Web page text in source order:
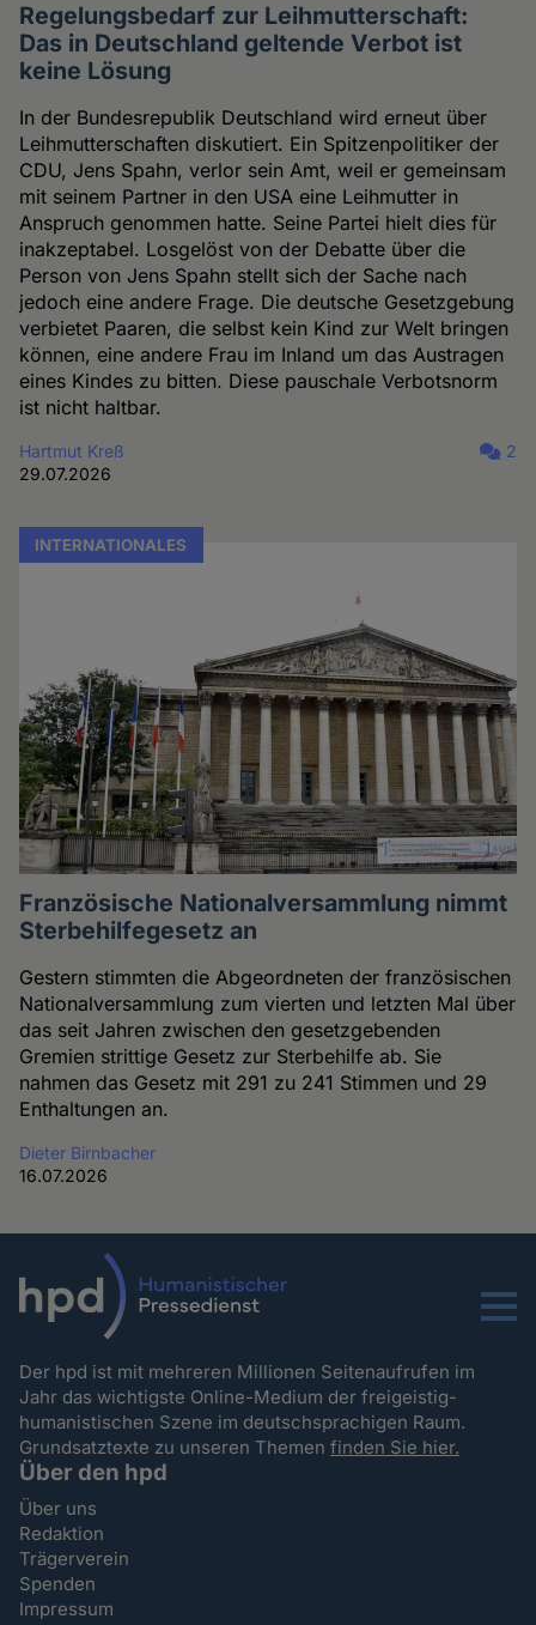
Regelungsbedarf zur Leihmutterschaft:
Das in Deutschland geltende Verbot ist
keine Lösung
In der Bundesrepublik Deutschland wird erneut über
Leihmutterschaften diskutiert. Ein Spitzenpolitiker der
CDU, Jens Spahn, verlor sein Amt, weil er gemeinsam
mit seinem Partner in den USA eine Leihmutter in
Anspruch genommen hatte. Seine Partei hielt dies für
inakzeptabel. Losgelöst von der Debatte über die
Person von Jens Spahn stellt sich der Sache nach
jedoch eine andere Frage. Die deutsche Gesetzgebung
verbietet Paaren, die selbst kein Kind zur Welt bringen
können, eine andere Frau im Inland um das Austragen
eines Kindes zu bitten. Diese pauschale Verbotsnorm
ist nicht haltbar.
Hartmut Kreß
29.07.2026
2
INTERNATIONALES
Französische Nationalversammlung nimmt
Sterbehilfegesetz an
Gestern stimmten die Abgeordneten der französischen
Nationalversammlung zum vierten und letzten Mal über
das seit Jahren zwischen den gesetzgebenden
Gremien strittige Gesetz zur Sterbehilfe ab. Sie
nahmen das Gesetz mit 291 zu 241 Stimmen und 29
Enthaltungen an.
Dieter Birnbacher
16.07.2026
Menu
Der hpd ist mit mehreren Millionen Seitenaufrufen im
Jahr das wichtigste Online-Medium der freigeistig-
humanistischen Szene im deutschsprachigen Raum.
Grundsatztexte zu unseren Themenfinden Sie hier.
Über den hpd
Über uns
Redaktion
Trägerverein
Spenden
Impressum